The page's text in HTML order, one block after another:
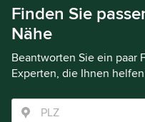
Finden Sie
Nähe
Beantworten Sie ein paar
Experten, die Ihnen